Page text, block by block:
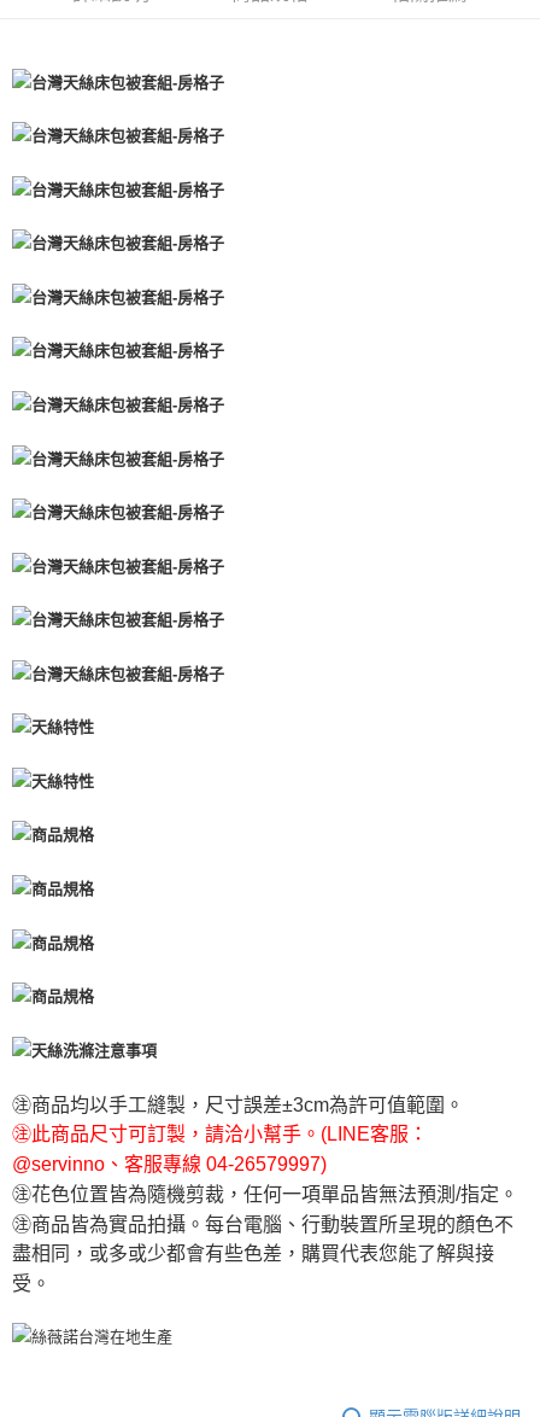
㊟商品均以手工縫製，尺寸誤差±3cm為許可值範圍。
㊟此商品尺寸可訂製，請洽小幫手。(LINE客服：
@servinno、客服專線 04-26579997)
㊟花色位置皆為隨機剪裁，任何一項單品皆無法預測/指定。
㊟商品皆為實品拍攝。每台電腦、行動裝置所呈現的顏色不
盡相同，或多或少都會有些色差，購買代表您能了解與接
受。